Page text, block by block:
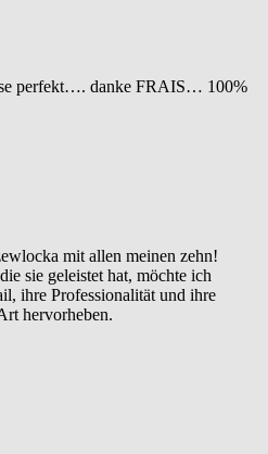
perfekt…. danke FRAIS… 100%
mit allen meinen zehn!
sie geleistet hat, möchte ich
ihre Professionalität und ihre
hervorheben.